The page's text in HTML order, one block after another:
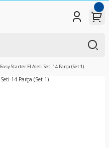
Easy Starter El Aleti Seti 14 Parça (Set 1)